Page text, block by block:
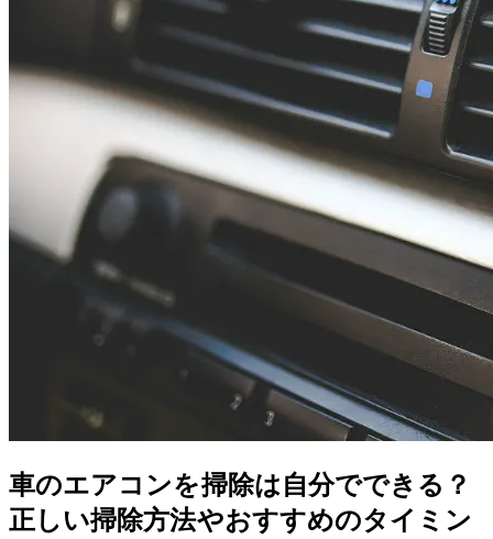
車のエアコンを掃除は自分でできる？
正しい掃除方法やおすすめのタイミン